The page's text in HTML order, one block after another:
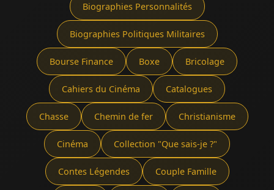
Biographies Personnalités
Biographies Politiques Militaires
Bourse Finance Boxe Bricolage
Cahiers du Cinéma Catalogues
Chasse Chemin de fer Christianisme
Cinéma Collection "Que sais-je ?"
Contes Légendes Couple Famille